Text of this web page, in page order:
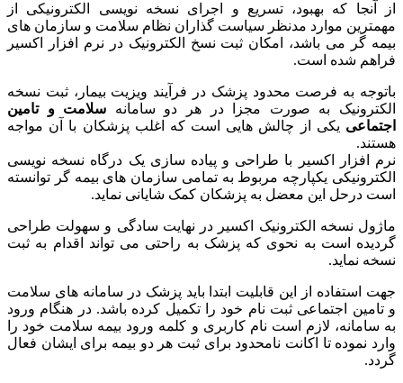
از آنجا که بهبود، تسریع و اجرای نسخه نویسی الکترونیکی از
مهمترین موارد مدنظر سیاست گذاران نظام سلامت و سازمان های
بیمه گر می باشد، امکان ثبت نسخ الکترونیک در نرم افزار اکسیر
فراهم شده است.
باتوجه به فرصت محدود پزشک در فرآیند ویزیت بیمار، ثبت نسخه
الکترونیک به صورت مجزا در هر دو سامانه سلامت و تامین
اجتماعی یکی از چالش هایی است که اغلب پزشکان با آن مواجه
هستند.
نرم افزار اکسیر با طراحی و پیاده سازی یک درگاه نسخه نویسی
الکترونیکی یکپارچه مربوط به تمامی سازمان های بیمه گر توانسته
است درحل این معضل به پزشکان کمک شایانی نماید.
ماژول نسخه الکترونیک اکسیر در نهایت سادگی و سهولت طراحی
گردیده است به نحوی که پزشک به راحتی می تواند اقدام به ثبت
نسخه نماید.
جهت استفاده از این قابلیت ابتدا باید پزشک در سامانه های سلامت
و تامین اجتماعی ثبت نام خود را تکمیل کرده باشد. در هنگام ورود
به سامانه، لازم است نام کاربری و کلمه ورود بیمه سلامت خود را
وارد نموده تا اکانت نامحدود برای ثبت هر دو بیمه برای ایشان فعال
گردد.